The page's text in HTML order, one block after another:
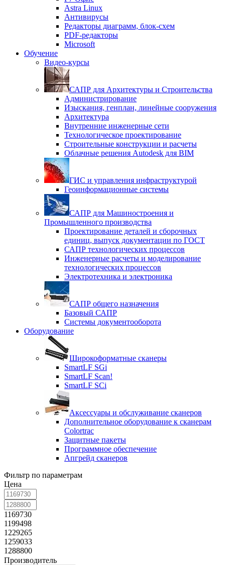
Astra Linux
Антивирусы
Редакторы диаграмм, блок-схем
PDF-редакторы
Microsoft
Обучение
Видео-курсы
САПР для Архитектуры и Строительства
Администрирование
Изыскания, генплан, линейные сооружения
Архитектура
Внутренние инженерные сети
Технологическое проектирование
Строительные конструкции и расчеты
Облачные решения Autodesk для BIM
ГИС и управления инфраструктурой
Геоинформационные системы
САПР для Машиностроения и
Промышленного производства
Проектирование деталей и сборочных
единиц, выпуск документации по ГОСТ
САПР технологических процессов
Инженерные расчеты и моделирование
технологических процессов
Электротехника и электроника
САПР общего назначения
Базовый САПР
Системы документооборота
Оборудование
Широкоформатные сканеры
SmartLF SGi
SmartLF Scan!
SmartLF SCi
Аксессуары и обслуживание сканеров
Дополнительное оборудование к сканерам
Colortrac
Защитные пакеты
Программное обеспечение
Апгрейд сканеров
Фильтр по параметрам
Цена
1169730
1199498
1229265
1259033
1288800
Производитель